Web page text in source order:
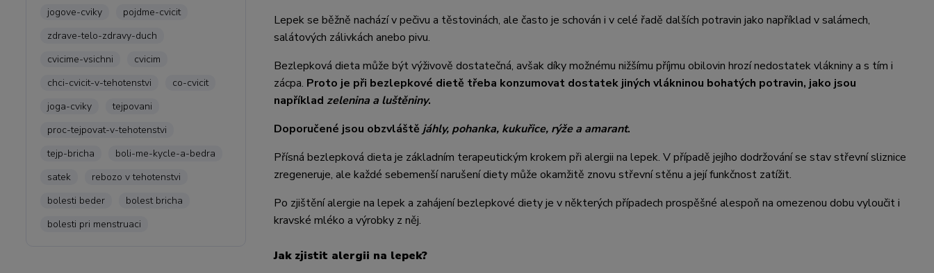
jogove-cviky
pojdme-cvicit
zdrave-telo-zdravy-duch
cvicime-vsichni
cvicim
chci-cvicit-v-tehotenstvi
co-cvicit
joga-cviky
tejpovani
proc-tejpovat-v-tehotenstvi
tejp-bricha
boli-me-kycle-a-bedra
satek
rebozo v tehotenstvi
bolesti beder
bolest bricha
bolesti pri menstruaci
Lepek se běžně nachází v pečivu a těstovinách, ale často je schován i v celé řadě dalších potravin jako například v salámech,
salátových zálivkách anebo pivu.
Bezlepková dieta může být výživově dostatečná, avšak díky možnému nižšímu příjmu obilovin hrozí nedostatek vlákniny a s tím i
zácpa. Proto je při bezlepkové dietě třeba konzumovat dostatek jiných vlákninou bohatých potravin, jako jsou
například zelenina a luštěniny.
Doporučené jsou obzvláště jáhly, pohanka, kukuřice, rýže a amarant.
Přísná bezlepková dieta je základním terapeutickým krokem při alergii na lepek. V případě jejího dodržování se stav střevní sliznice
zregeneruje, ale každé sebemenší narušení diety může okamžitě znovu střevní stěnu a její funkčnost zatížit.
Po zjištění alergie na lepek a zahájení bezlepkové diety je v některých případech prospěšné alespoň na omezenou dobu vyloučit i
kravské mléko a výrobky z něj.
Jak zjistit alergii na lepek?